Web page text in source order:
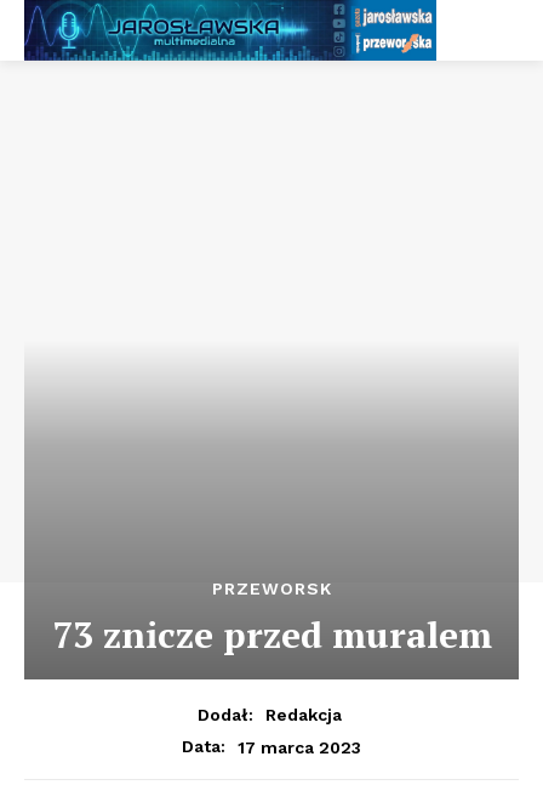
PRZEWORSK
73 znicze przed muralem
Dodał:
Redakcja
Data:
17 marca 2023